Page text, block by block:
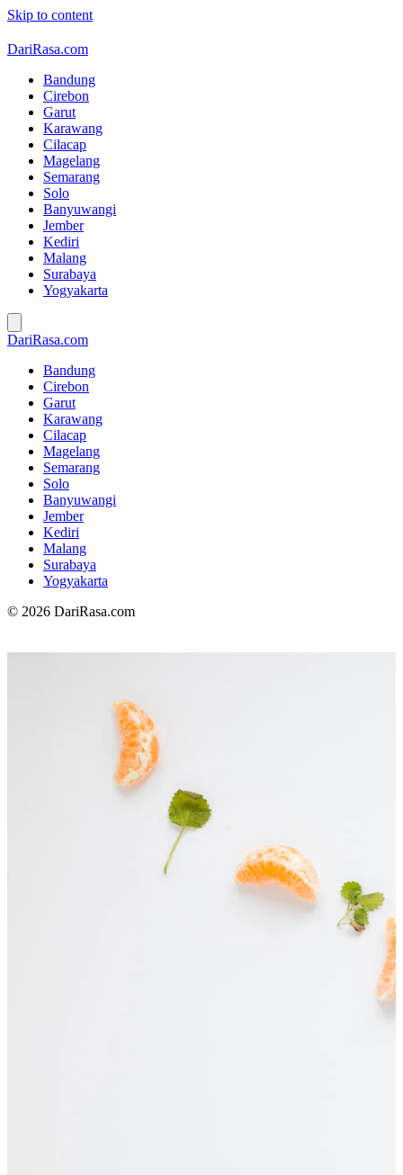
Skip to content
DariRasa.com
Bandung
Cirebon
Garut
Karawang
Cilacap
Magelang
Semarang
Solo
Banyuwangi
Jember
Kediri
Malang
Surabaya
Yogyakarta
DariRasa.com
Bandung
Cirebon
Garut
Karawang
Cilacap
Magelang
Semarang
Solo
Banyuwangi
Jember
Kediri
Malang
Surabaya
Yogyakarta
© 2026 DariRasa.com